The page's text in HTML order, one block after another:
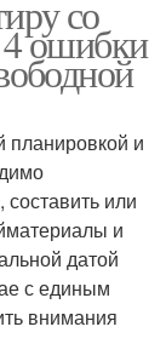
со
4 ошибки
планировкой и
составить или
и
датой
с единым
внимания